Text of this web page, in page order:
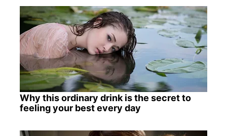
Why this ordinary drink is the secret to
feeling your best every day